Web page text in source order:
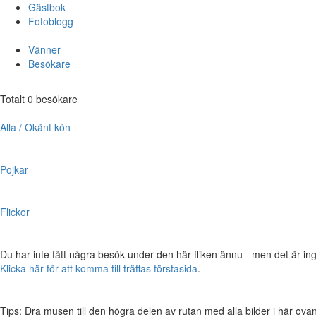
Gästbok
Fotoblogg
Vänner
Besökare
Totalt 0 besökare
Alla / Okänt kön
Pojkar
Flickor
Du har inte fått några besök under den här fliken ännu - men det är
Klicka här för att komma till träffas förstasida.
Tips: Dra musen till den högra delen av rutan med alla bilder i här